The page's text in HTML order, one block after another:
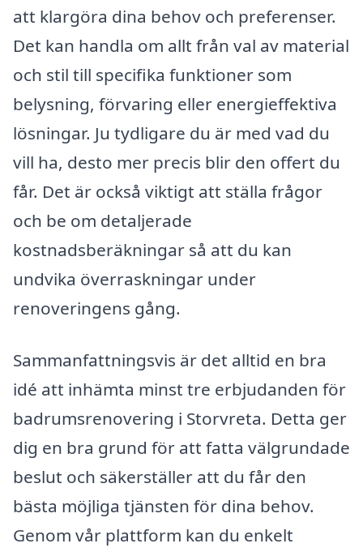
att klargöra dina behov och preferenser.
Det kan handla om allt från val av material
och stil till specifika funktioner som
belysning, förvaring eller energieffektiva
lösningar. Ju tydligare du är med vad du
vill ha, desto mer precis blir den offert du
får. Det är också viktigt att ställa frågor
och be om detaljerade
kostnadsberäkningar så att du kan
undvika överraskningar under
renoveringens gång.
Sammanfattningsvis är det alltid en bra
idé att inhämta minst tre erbjudanden för
badrumsrenovering i Storvreta. Detta ger
dig en bra grund för att fatta välgrundade
beslut och säkerställer att du får den
bästa möjliga tjänsten för dina behov.
Genom vår plattform kan du enkelt